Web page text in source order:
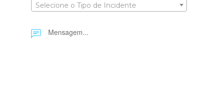
Selecione o Tipo de Incidente